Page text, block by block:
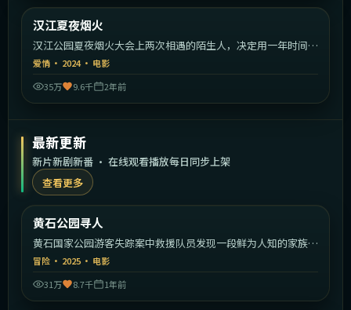
热门
汉江夏夜烟火
汉江公园夏夜烟火大会上两次相遇的陌生人，决定用一年时间彼
此追寻。
爱情 · 2024· 电影
35万
9.6千 2年前
最新更新
新片新剧新番 · 在线观看播放每日同步上架
查看更多
最新
黄石公园寻人
黄石国家公园游客失踪案中救援队员发现一段鲜为人知的家族秘
密。
冒险 · 2025 · 电影
31万
8.7千 1年前